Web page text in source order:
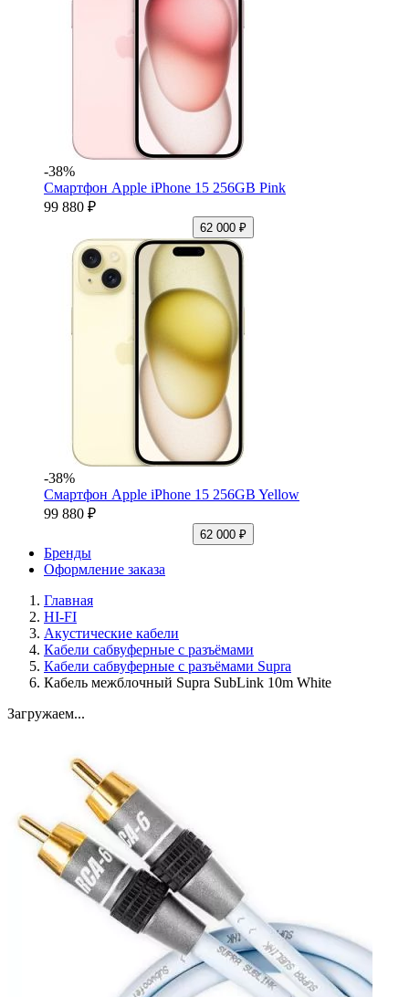
-38%
Смартфон Apple iPhone 15 256GB Pink
99 880 ₽
62 000 ₽
-38%
Смартфон Apple iPhone 15 256GB Yellow
99 880 ₽
62 000 ₽
Бренды
Оформление заказа
Главная
HI-FI
Акустические кабели
Кабели сабвуферные с разъёмами
Кабели сабвуферные с разъёмами Supra
Кабель межблочный Supra SubLink 10m White
Загружаем...